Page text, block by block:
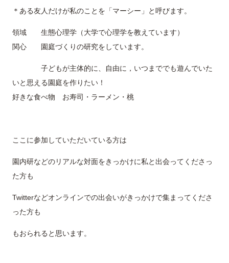
＊ある友人だけが私のことを「マーシー」と呼びます。
領域 生態心理学（大学で心理学を教えています）
関心 園庭づくりの研究をしています。
子どもが主体的に、自由に，いつまででも遊んでいた
いと思える園庭を作りたい！
好きな食べ物 お寿司・ラーメン・桃
ここに参加していただいている方は
園内研などのリアルな対面をきっかけに私と出会ってくださっ
た方も
Twitterなどオンラインでの出会いがきっかけで集まってくださ
った方も
もおられると思います。